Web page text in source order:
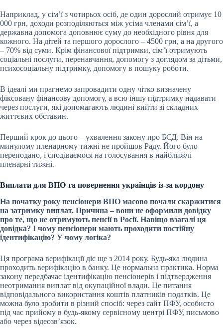
Наприклад, у сім’ї з чотирьох осіб, де один дорослий отримує 10
000 грн, доходи розподіляються між усіма членами сім’ї, а
державна допомога доповнює суму до необхідного рівня для
кожного. На дітей та першого дорослого – 4500 грн, а на другого
– 70% від суми. Крім фінансової підтримки, сім’ї отримують
соціальні послуги, перенавчання, допомогу з доглядом за дітьми,
психосоціальну підтримку, допомогу в пошуку роботи.
В ідеалі ми прагнемо запровадити одну чітко визначену
фіксовану фінансову допомогу, а всю іншу підтримку надавати
через послуги, які допомагають людині вийти зі складних
життєвих обставин.
Перший крок до цього – ухвалення закону про БСД. Він на
минулому пленарному тижні не пройшов Раду. Його було
переподано, і сподіваємося на голосування в найближчі
пленарні тижні.
Виплати для ВПО та повернення українців із-за кордону
На початку року пенсіонери ВПО масово почали скаржитися
на затримку виплат. Причина – вони не оформили довідку
про те, що не отримують пенсії в Росії. Навіщо взагалі ця
довідка? І чому пенсіонери мають проходити постійну
ідентифікацію? У чому логіка?
Ця програма верифікації діє ще з 2014 року. Будь-яка людина
проходить верифікацію в банку. Це нормальна практика. Норма
закону передбачає ідентифікацію пенсіонерів і підтвердження
неотримання виплат від окупаційної влади. Це питання
відповідального використання коштів платників податків. Це
можна було зробити в різний спосіб: через сайт ПФУ, особисто
під час прийому в будь-якому сервісному центрі ПФУ, письмово
або через відеозв’язок.